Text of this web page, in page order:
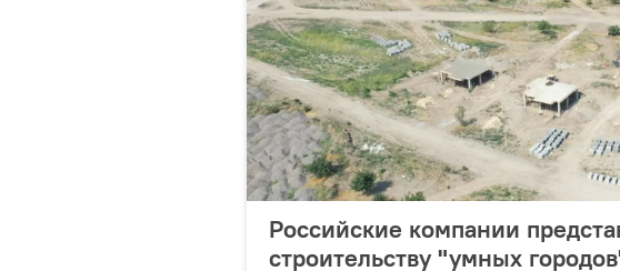
Российские компании
строительству "умных